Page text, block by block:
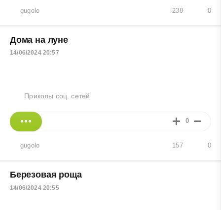
gugolo 0
238
Дома на луне
14/06/2024 20:57
Приколы соц. сетей
0
gugolo 0
157
Березовая роща
14/06/2024 20:55